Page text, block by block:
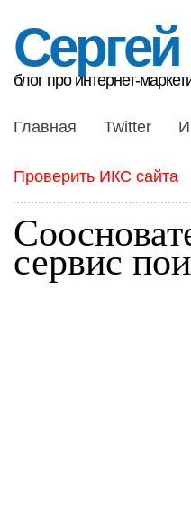
блог про интернет-
Главная Twitter
Проверить ИКС сайта
сервис